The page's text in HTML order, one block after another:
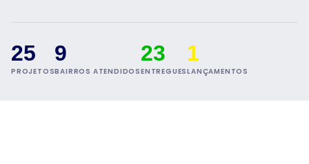
25
PROJETOS
9
BAIRROS ATENDIDOS
23
ENTREGUES
1
LANÇAMENTOS